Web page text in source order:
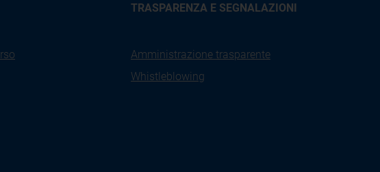
TRASPARENZA E SEGNALAZIONI
Amministrazione trasparente
Whistleblowing